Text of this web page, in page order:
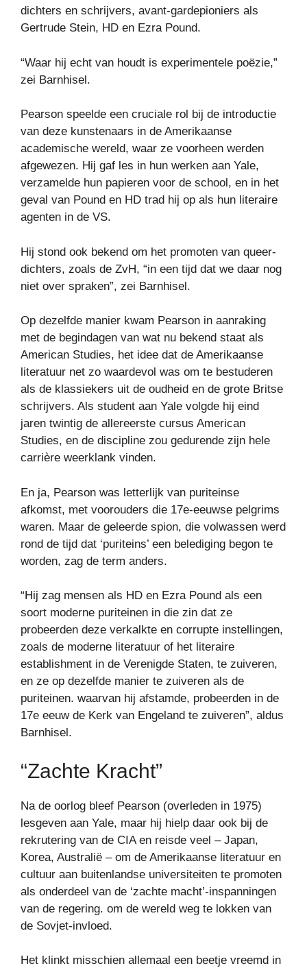
dichters en schrijvers, avant-gardepioniers als
Gertrude Stein, HD en Ezra Pound.
“Waar hij echt van houdt is experimentele poëzie,”
zei Barnhisel.
Pearson speelde een cruciale rol bij de introductie
van deze kunstenaars in de Amerikaanse
academische wereld, waar ze voorheen werden
afgewezen. Hij gaf les in hun werken aan Yale,
verzamelde hun papieren voor de school, en in het
geval van Pound en HD trad hij op als hun literaire
agenten in de VS.
Hij stond ook bekend om het promoten van queer-
dichters, zoals de ZvH, “in een tijd dat we daar nog
niet over spraken”, zei Barnhisel.
Op dezelfde manier kwam Pearson in aanraking
met de begindagen van wat nu bekend staat als
American Studies, het idee dat de Amerikaanse
literatuur net zo waardevol was om te bestuderen
als de klassiekers uit de oudheid en de grote Britse
schrijvers. Als student aan Yale volgde hij eind
jaren twintig de allereerste cursus American
Studies, en de discipline zou gedurende zijn hele
carrière weerklank vinden.
En ja, Pearson was letterlijk van puriteinse
afkomst, met voorouders die 17e-eeuwse pelgrims
waren. Maar de geleerde spion, die volwassen werd
rond de tijd dat ‘puriteins’ een belediging begon te
worden, zag de term anders.
“Hij zag mensen als HD en Ezra Pound als een
soort moderne puriteinen in die zin dat ze
probeerden deze verkalkte en corrupte instellingen,
zoals de moderne literatuur of het literaire
establishment in de Verenigde Staten, te zuiveren,
en ze op dezelfde manier te zuiveren als de
puriteinen. waarvan hij afstamde, probeerden in de
17e eeuw de Kerk van Engeland te zuiveren”, aldus
Barnhisel.
“Zachte Kracht”
Na de oorlog bleef Pearson (overleden in 1975)
lesgeven aan Yale, maar hij hielp daar ook bij de
rekrutering van de CIA en reisde veel – Japan,
Korea, Australië – om de Amerikaanse literatuur en
cultuur aan buitenlandse universiteiten te promoten
als onderdeel van de ‘zachte macht’-inspanningen
van de regering. om de wereld weg te lokken van
de Sovjet-invloed.
Het klinkt misschien allemaal een beetje vreemd in